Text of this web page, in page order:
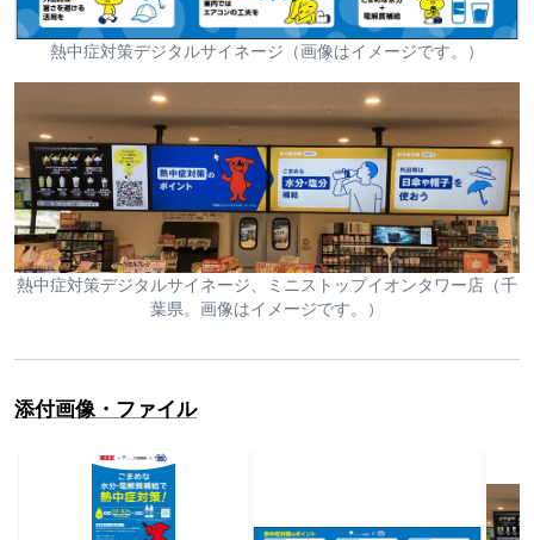
熱中症対策デジタルサイネージ（画像はイメージです。）
熱中症対策デジタルサイネージ、ミニストップイオンタワー店（千
葉県。画像はイメージです。）
添付画像・ファイル